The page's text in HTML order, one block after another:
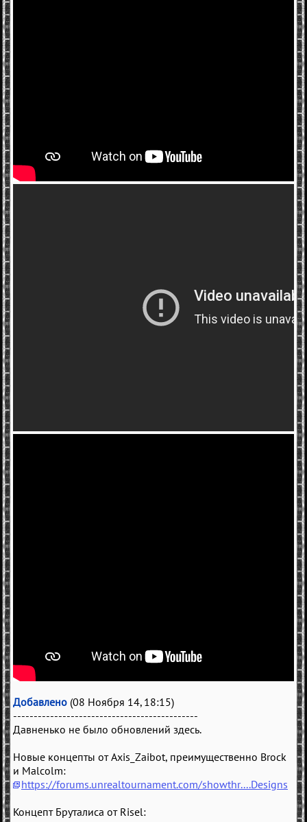
Добавлено (08 Ноября 14, 18:15)
---------------------------------------------
Давненько не было обновлений здесь.
Новые концепты от Axis_Zaibot, преимущественно Brock
и Malcolm:
https://forums.unrealtournament.com/showthr....Designs
Концепт Бруталиса от Risel: